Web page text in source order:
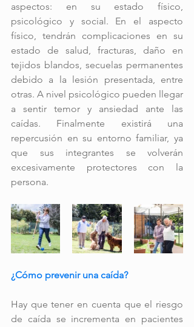
aspectos: en su estado físico,
psicológico y social. En el aspecto
físico, tendrán complicaciones en su
estado de salud, fracturas, daño en
tejidos blandos, secuelas permanentes
debido a la lesión presentada, entre
otras. A nivel psicológico pueden llegar
a sentir temor y ansiedad ante las
caídas. Finalmente existirá una
repercusión en su entorno familiar, ya
que sus integrantes se volverán
excesivamente protectores con la
persona.
¿Cómo prevenir una caída?
Hay que tener en cuenta que el riesgo
de caída se incrementa en pacientes